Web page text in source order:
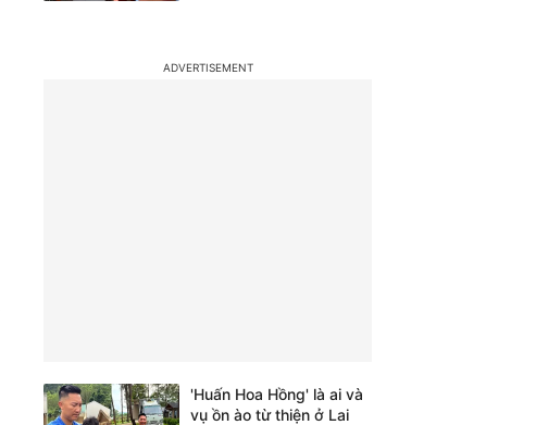
'Huấn Hoa Hồng' là ai và
vụ ồn ào từ thiện ở Lai